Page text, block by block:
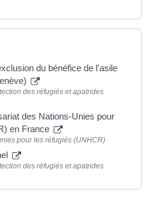
du bénéfice de l'asile
des réfugiés et apatrides
des Nations-Unies pour
en France
pour les réfugiés (UNHCR)
des réfugiés et apatrides